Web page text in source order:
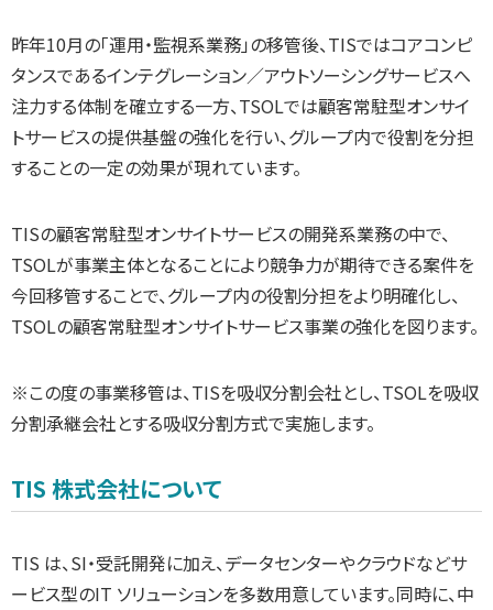
昨年10月の「運用・監視系業務」の移管後、TISではコアコンピ
タンスであるインテグレーション／アウトソーシングサービスへ
注力する体制を確立する一方、TSOLでは顧客常駐型オンサイ
トサービスの提供基盤の強化を行い、グループ内で役割を分担
することの一定の効果が現れています。
TISの顧客常駐型オンサイトサービスの開発系業務の中で、
TSOLが事業主体となることにより競争力が期待できる案件を
今回移管することで、グループ内の役割分担をより明確化し、
TSOLの顧客常駐型オンサイトサービス事業の強化を図ります。
※この度の事業移管は、TISを吸収分割会社とし、TSOLを吸収
分割承継会社とする吸収分割方式で実施します。
TIS 株式会社について
TIS は、SI・受託開発に加え、データセンターやクラウドなどサ
ービス型のIT ソリューションを多数用意しています。同時に、中